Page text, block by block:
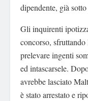
dipendente, già
Gli inquirenti
concorso,
prelevare ingenti
ed intascarsele.
avrebbe lasciato
è stato arrestato e